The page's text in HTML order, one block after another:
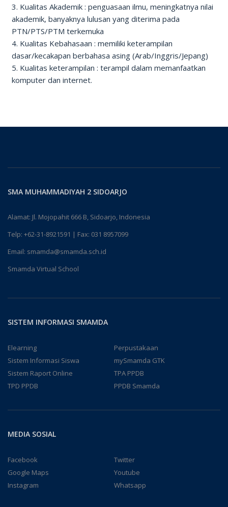
3. Kualitas Akademik : penguasaan ilmu, meningkatnya nilai
akademik, banyaknya lulusan yang diterima pada
PTN/PTS/PTM terkemuka
4. Kualitas Kebahasaan : memiliki keterampilan
dasar/kecakapan berbahasa asing (Arab/Inggris/Jepang)
5. Kualitas keterampilan : terampil dalam memanfaatkan
komputer dan internet.
SMA MUHAMMADIYAH 2 SIDOARJO
Alamat: Jl. Mojopahit 666 B, Sidoarjo, Indonesia
Telp: +62-31-8921591 | Fax: 031 8957099
Email: smamda@smamda.sch.id
Smamda Virtual School
SISTEM INFORMASI SMAMDA
Elearning
Perpustakaan
Sistem Informasi Siswa
mySmamda GTK
Sistem Raport Online
TPA PPDB
TPD PPDB
PPDB Smamda
MEDIA SOSIAL
Facebook
Twitter
Google Maps
Youtube
Instagram
Whatsapp